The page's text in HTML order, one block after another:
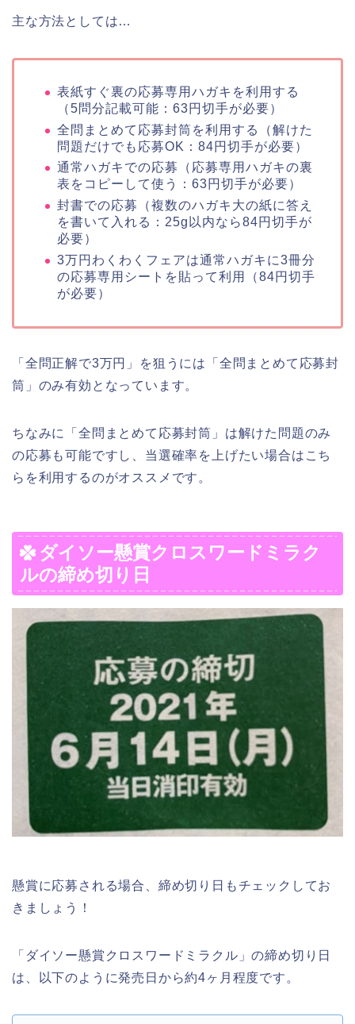
主な方法としては…
表紙すぐ裏の応募専用ハガキを利用する
（5問分記載可能：63円切手が必要）
全問まとめて応募封筒を利用する（解けた
問題だけでも応募OK：84円切手が必要）
通常ハガキでの応募（応募専用ハガキの裏
表をコピーして使う：63円切手が必要）
封書での応募（複数のハガキ大の紙に答え
を書いて入れる：25g以内なら84円切手が
必要）
3万円わくわくフェアは通常ハガキに3冊分
の応募専用シートを貼って利用（84円切手
が必要）
「全問正解で3万円」を狙うには「全問まとめて応募封
筒」のみ有効となっています。
ちなみに「全問まとめて応募封筒」は解けた問題のみ
の応募も可能ですし、当選確率を上げたい場合はこち
らを利用するのがオススメです。
ダイソー懸賞クロスワードミラク
ルの締め切り日
懸賞に応募される場合、締め切り日もチェックしてお
きましょう！
「ダイソー懸賞クロスワードミラクル」の締め切り日
は、以下のように発売日から約4ヶ月程度です。